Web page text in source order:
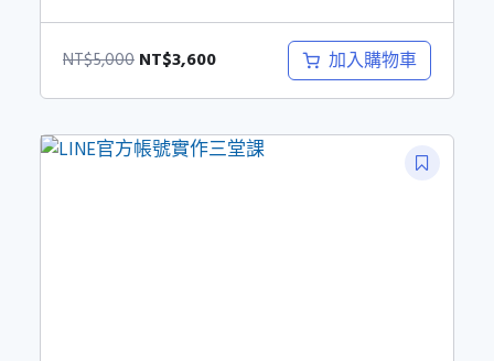
NT$5,000 原
格：
NT$3,600目
格：
加入購物車